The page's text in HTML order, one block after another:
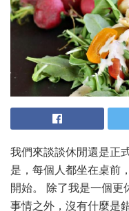
我們來談談休閒還是正
是，每個人都坐在桌前
開始。 除了我是一個更
事情之外，沒有什麼是錯